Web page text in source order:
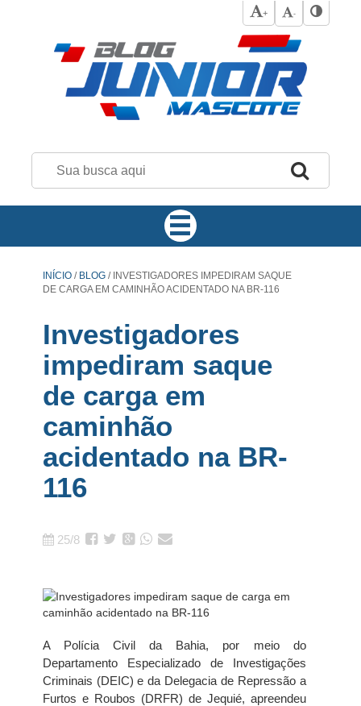
+ -
INÍCIO / BLOG /INVESTIGADORES IMPEDIRAM SAQUE
DE CARGA EM CAMINHÃO ACIDENTADO NA BR-116
Investigadores
impediram saque
de carga em
caminhão
acidentado na BR-
116
25/8
A Polícia Civil da Bahia, por meio do
Departamento Especializado de Investigações
Criminais (DEIC) e da Delegacia de Repressão a
Furtos e Roubos (DRFR) de Jequié, apreendeu